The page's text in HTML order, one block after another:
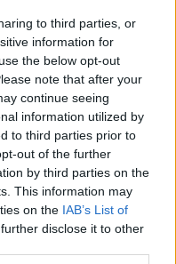
to third parties, or
information for
the below opt-out
note that after your
continue seeing
information utilized by
to third parties prior to
out of the further
by third parties on the
This information may
on the IAB’s List of
disclose it to other
και της όλο και
δραστηριότητας, η
στην
Οι ιδιοκτήτες, με
δόμησης και το
κτίρια που
διώροφες ή
του bonus δόμησης
ο οικοδομικός